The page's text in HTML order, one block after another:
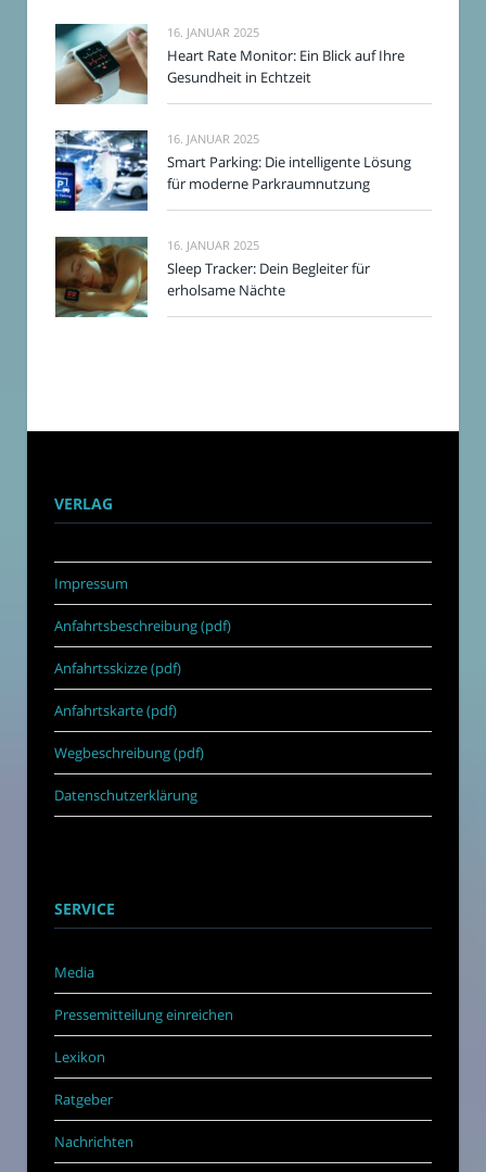
16. JANUAR 2025
Heart Rate Monitor: Ein Blick auf Ihre
Gesundheit in Echtzeit
16. JANUAR 2025
Smart Parking: Die intelligente Lösung
für moderne Parkraumnutzung
16. JANUAR 2025
Sleep Tracker: Dein Begleiter für
erholsame Nächte
VERLAG
Impressum
Anfahrtsbeschreibung (pdf)
Anfahrtsskizze (pdf)
Anfahrtskarte (pdf)
Wegbeschreibung (pdf)
Datenschutzerklärung
SERVICE
Media
Pressemitteilung einreichen
Lexikon
Ratgeber
Nachrichten